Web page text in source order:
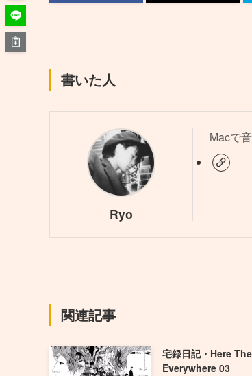
書いた人
Ryo
Macで
関連記事
宅録日記・Here
Everywhere 03